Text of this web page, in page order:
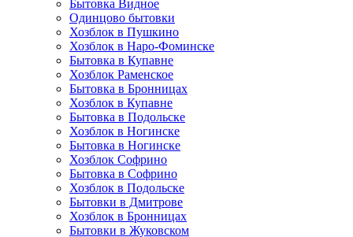
Бытовка Видное
Одинцово бытовки
Хозблок в Пушкино
Хозблок в Наро-Фоминске
Бытовка в Купавне
Хозблок Раменское
Бытовка в Бронницах
Хозблок в Купавне
Бытовка в Подольске
Хозблок в Ногинске
Бытовка в Ногинске
Хозблок Софрино
Бытовка в Софрино
Хозблок в Подольске
Бытовки в Дмитрове
Хозблок в Бронницах
Бытовки в Жуковском